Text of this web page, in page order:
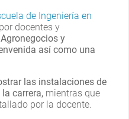
de Ingeniería en
docentes y
y
así como una
las instalaciones de
carrera, mientras que
por la docente.